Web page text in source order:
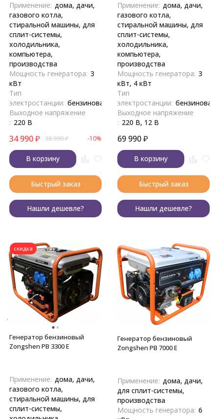
Применение: дома, дачи,
газового котла,
стиральной машины, для
сплит-системы,
холодильника,
компьютера,
производства
Мощность генератора: 3
кВт
Тип
электростанции: бензиновая
Выходное напряжение
: 220 В
34 990₽ 38 990₽ -10%
В корзину
Быстрый заказ
Нашли дешевле?
Применение: дома, дачи,
газового котла,
стиральной машины, для
сплит-системы,
холодильника,
компьютера,
производства
Мощность генератора: 3
кВт, 4 кВт
Тип
электростанции: бензиновая
Выходное напряжение
: 220 В, 12 В
69 990₽
В корзину
Быстрый заказ
Нашли дешевле?
скидка
Генератор бензиновый
Zongshen PB 3300 E
Применение: дома, дачи,
газового котла,
стиральной машины, для
сплит-системы,
Генератор бензиновый
Zongshen PB 7000 E
Применение: дома, дачи,
для сплит-системы,
производства
Мощность генератора: 6